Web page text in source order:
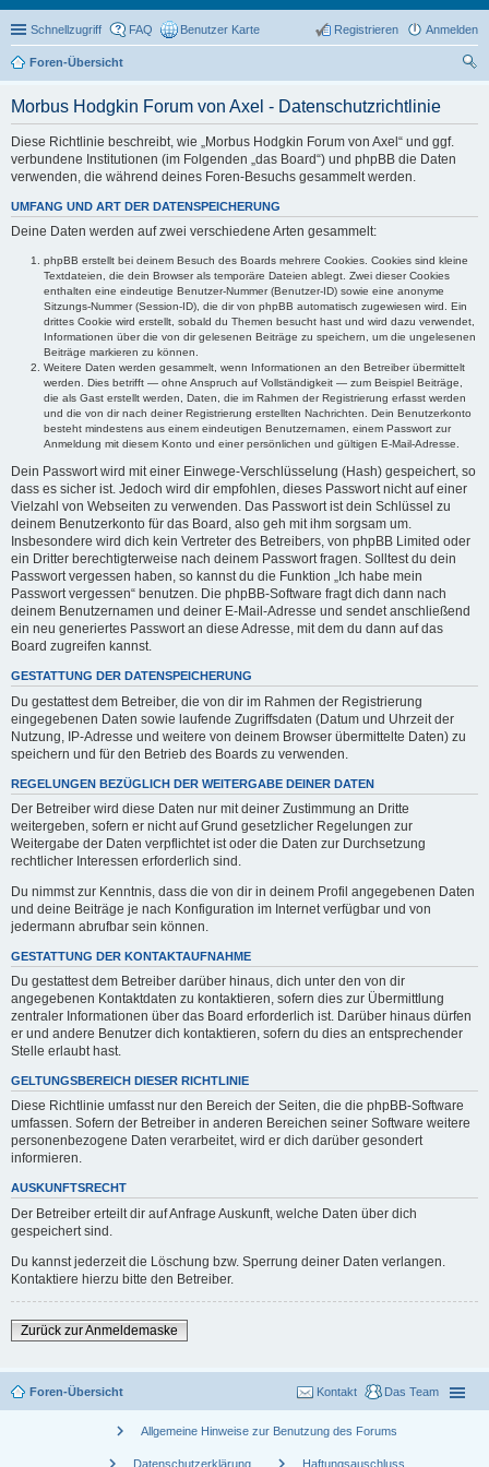
Schnellzugriff FAQ Benutzer Karte Anmelden
Registrieren
Foren-Übersicht
Morbus Hodgkin Forum von Axel - Datenschutzrichtlinie
Diese Richtlinie beschreibt, wie „Morbus Hodgkin Forum von Axel“ und ggf.
verbundene Institutionen (im Folgenden „das Board“) und phpBB die Daten
verwenden, die während deines Foren-Besuchs gesammelt werden.
UMFANG UND ART DER DATENSPEICHERUNG
Deine Daten werden auf zwei verschiedene Arten gesammelt:
phpBB erstellt bei deinem Besuch des Boards mehrere Cookies. Cookies sind kleine
Textdateien, die dein Browser als temporäre Dateien ablegt. Zwei dieser Cookies
enthalten eine eindeutige Benutzer-Nummer (Benutzer-ID) sowie eine anonyme
Sitzungs-Nummer (Session-ID), die dir von phpBB automatisch zugewiesen wird. Ein
drittes Cookie wird erstellt, sobald du Themen besucht hast und wird dazu verwendet,
Informationen über die von dir gelesenen Beiträge zu speichern, um die ungelesenen
Beiträge markieren zu können.
Weitere Daten werden gesammelt, wenn Informationen an den Betreiber übermittelt
werden. Dies betrifft — ohne Anspruch auf Vollständigkeit — zum Beispiel Beiträge,
die als Gast erstellt werden, Daten, die im Rahmen der Registrierung erfasst werden
und die von dir nach deiner Registrierung erstellten Nachrichten. Dein Benutzerkonto
besteht mindestens aus einem eindeutigen Benutzernamen, einem Passwort zur
Anmeldung mit diesem Konto und einer persönlichen und gültigen E-Mail-Adresse.
Dein Passwort wird mit einer Einwege-Verschlüsselung (Hash) gespeichert, so
dass es sicher ist. Jedoch wird dir empfohlen, dieses Passwort nicht auf einer
Vielzahl von Webseiten zu verwenden. Das Passwort ist dein Schlüssel zu
deinem Benutzerkonto für das Board, also geh mit ihm sorgsam um.
Insbesondere wird dich kein Vertreter des Betreibers, von phpBB Limited oder
ein Dritter berechtigterweise nach deinem Passwort fragen. Solltest du dein
Passwort vergessen haben, so kannst du die Funktion „Ich habe mein
Passwort vergessen“ benutzen. Die phpBB-Software fragt dich dann nach
deinem Benutzernamen und deiner E-Mail-Adresse und sendet anschließend
ein neu generiertes Passwort an diese Adresse, mit dem du dann auf das
Board zugreifen kannst.
GESTATTUNG DER DATENSPEICHERUNG
Du gestattest dem Betreiber, die von dir im Rahmen der Registrierung
eingegebenen Daten sowie laufende Zugriffsdaten (Datum und Uhrzeit der
Nutzung, IP-Adresse und weitere von deinem Browser übermittelte Daten) zu
speichern und für den Betrieb des Boards zu verwenden.
REGELUNGEN BEZÜGLICH DER WEITERGABE DEINER DATEN
Der Betreiber wird diese Daten nur mit deiner Zustimmung an Dritte
weitergeben, sofern er nicht auf Grund gesetzlicher Regelungen zur
Weitergabe der Daten verpflichtet ist oder die Daten zur Durchsetzung
rechtlicher Interessen erforderlich sind.
Du nimmst zur Kenntnis, dass die von dir in deinem Profil angegebenen Daten
und deine Beiträge je nach Konfiguration im Internet verfügbar und von
jedermann abrufbar sein können.
GESTATTUNG DER KONTAKTAUFNAHME
Du gestattest dem Betreiber darüber hinaus, dich unter den von dir
angegebenen Kontaktdaten zu kontaktieren, sofern dies zur Übermittlung
zentraler Informationen über das Board erforderlich ist. Darüber hinaus dürfen
er und andere Benutzer dich kontaktieren, sofern du dies an entsprechender
Stelle erlaubt hast.
GELTUNGSBEREICH DIESER RICHTLINIE
Diese Richtlinie umfasst nur den Bereich der Seiten, die die phpBB-Software
umfassen. Sofern der Betreiber in anderen Bereichen seiner Software weitere
personenbezogene Daten verarbeitet, wird er dich darüber gesondert
informieren.
AUSKUNFTSRECHT
Der Betreiber erteilt dir auf Anfrage Auskunft, welche Daten über dich
gespeichert sind.
Du kannst jederzeit die Löschung bzw. Sperrung deiner Daten verlangen.
Kontaktiere hierzu bitte den Betreiber.
Zurück zur Anmeldemaske
Foren-Übersicht Das Team
Kontakt
chevron_right Allgemeine Hinweise zur Benutzung des Forums
Datenschutzerklärung Haftungsauschluss